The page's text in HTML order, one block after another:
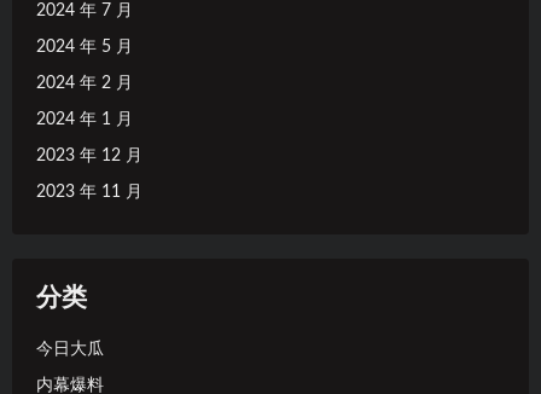
2024 年 7 月
2024 年 5 月
2024 年 2 月
2024 年 1 月
2023 年 12 月
2023 年 11 月
分类
今日大瓜
内幕爆料